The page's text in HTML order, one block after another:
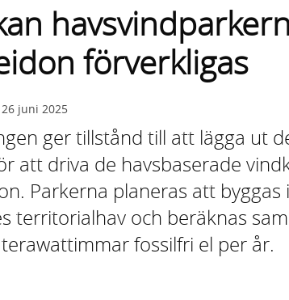
förverkligas
26 juni 2025
ger tillstånd till att lägga ut
att driva de havsbaserade
Parkerna planeras att
territorialhav och beräknas
fossilfri el per år.